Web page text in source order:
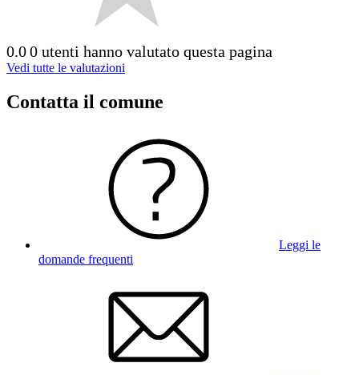
0.00 utenti hanno valutato questa pagina
Vedi tutte le valutazioni
Contatta il comune
Leggi le
domande frequenti